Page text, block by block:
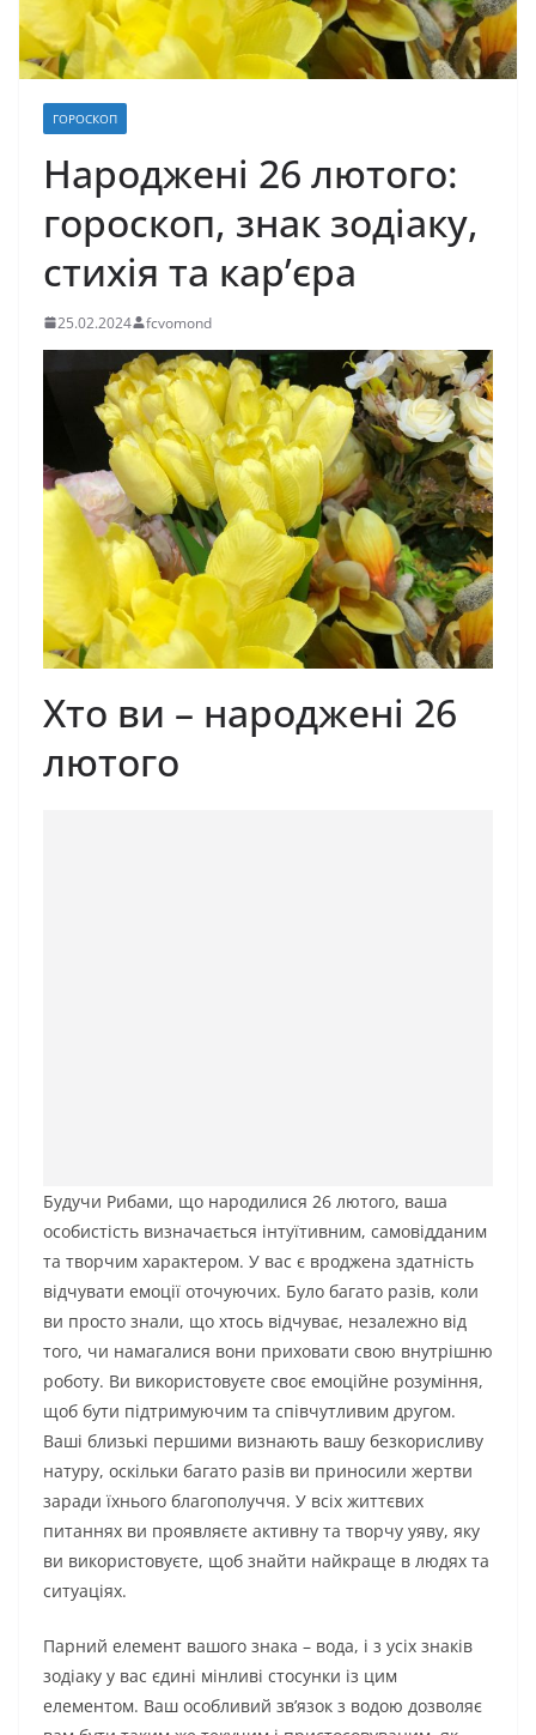
ГОРОСКОП
​Народжені 26 лютого:
гороскоп, знак зодіаку,
стихія та кар’єра
25.02.2024 fcvomond
Хто ви – народжені 26
лютого
Будучи Рибами, що народилися 26 лютого, ваша
особистість визначається інтуїтивним, самовідданим
та творчим характером. У вас є вроджена здатність
відчувати емоції оточуючих. Було багато разів, коли
ви просто знали, що хтось відчуває, незалежно від
того, чи намагалися вони приховати свою внутрішню
роботу. Ви використовуєте своє емоційне розуміння,
щоб бути підтримуючим та співчутливим другом.
Ваші близькі першими визнають вашу безкорисливу
натуру, оскільки багато разів ви приносили жертви
заради їхнього благополуччя. У всіх життєвих
питаннях ви проявляєте активну та творчу уяву, яку
ви використовуєте, щоб знайти найкраще в людях та
ситуаціях.
Парний елемент вашого знака – вода, і з усіх знаків
зодіаку у вас єдині мінливі стосунки із цим
елементом. Ваш особливий зв’язок з водою дозволяє